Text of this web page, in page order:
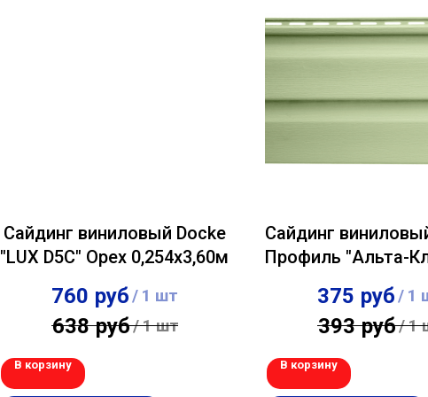
Сайдинг виниловый Docke
"LUX D5C" Орех 0,254х3,60м
760 руб/ 1 шт
638 руб/1 шт
В корзину
Сайдинг
Профиль "Альта-
Салатовый
375 руб/ 1
393 руб/1
В корзину